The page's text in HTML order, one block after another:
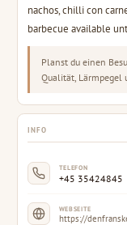
nachos, chilli con
barbecue available
Planst du einen
Qualität, Lärmpegel
INFO
TELEFON
+45 35424845
WEBSEITE
https://